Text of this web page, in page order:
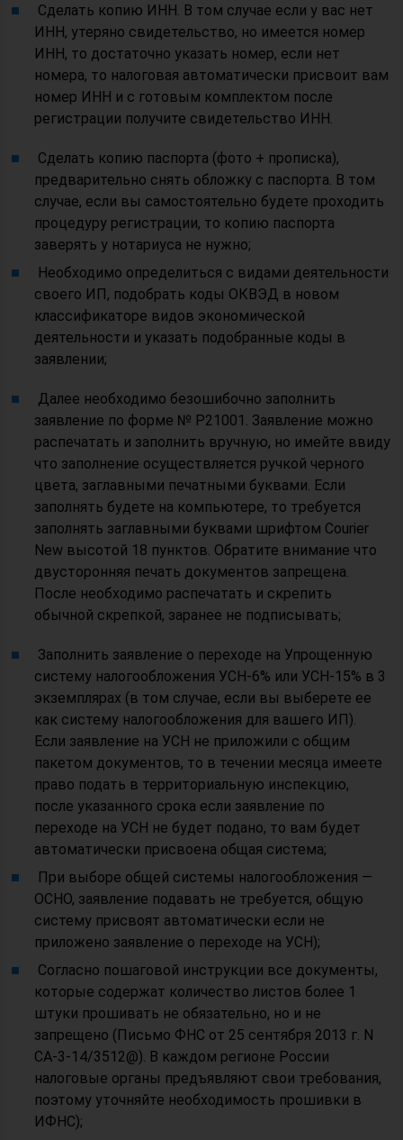
Сделать копию ИНН. В том случае если у вас нет
ИНН, утеряно свидетельство, но имеется номер
ИНН, то достаточно указать номер, если нет
номера, то налоговая автоматически присвоит вам
номер ИНН и с готовым комплектом после
регистрации получите свидетельство ИНН.
Сделать копию паспорта (фото + прописка),
предварительно снять обложку с паспорта. В том
случае, если вы самостоятельно будете проходить
процедуру регистрации, то копию паспорта
заверять у нотариуса не нужно;
Необходимо определиться с видами деятельности
своего ИП, подобрать коды ОКВЭД в новом
классификаторе видов экономической
деятельности и указать подобранные коды в
заявлении;
Далее необходимо безошибочно заполнить
заявление по форме № Р21001. Заявление можно
распечатать и заполнить вручную, но имейте ввиду
что заполнение осуществляется ручкой черного
цвета, заглавными печатными буквами. Если
заполнять будете на компьютере, то требуется
заполнять заглавными буквами шрифтом Courier
New высотой 18 пунктов. Обратите внимание что
двусторонняя печать документов запрещена.
После необходимо распечатать и скрепить
обычной скрепкой, заранее не подписывать;
Заполнить заявление о переходе на Упрощенную
систему налогообложения УСН-6% или УСН-15% в 3
экземплярах (в том случае, если вы выберете ее
как систему налогообложения для вашего ИП).
Если заявление на УСН не приложили с общим
пакетом документов, то в течении месяца имеете
право подать в территориальную инспекцию,
после указанного срока если заявление по
переходе на УСН не будет подано, то вам будет
автоматически присвоена общая система;
При выборе общей системы налогообложения —
ОСНО, заявление подавать не требуется, общую
систему присвоят автоматически если не
приложено заявление о переходе на УСН);
Согласно пошаговой инструкции все документы,
которые содержат количество листов более 1
штуки прошивать не обязательно, но и не
запрещено (Письмо ФНС от 25 сентября 2013 г. N
СА-3-14/3512@). В каждом регионе России
налоговые органы предъявляют свои требования,
поэтому уточняйте необходимость прошивки в
ИФНС);